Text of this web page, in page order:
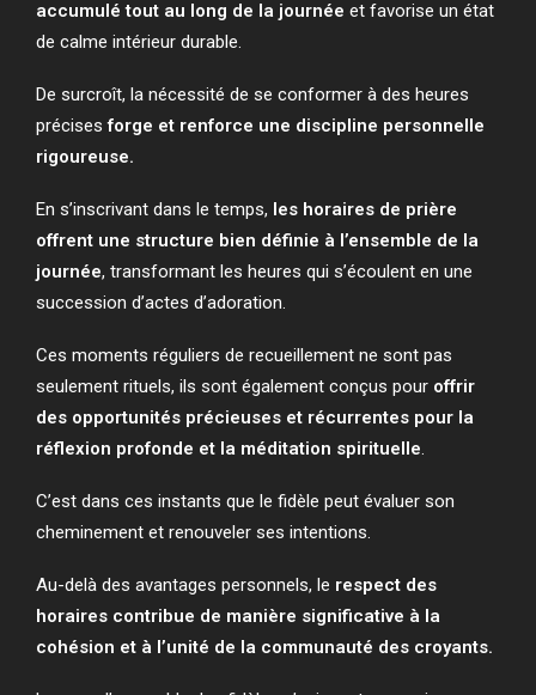
accumulé tout au long de la journée et favorise un état
de calme intérieur durable.
De surcroît, la nécessité de se conformer à des heures
précisesforge et renforce une discipline personnelle
rigoureuse.
En s’inscrivant dans le temps, les horaires de prière
offrent une structure bien définie à l’ensemble de la
journée, transformant les heures qui s’écoulent en une
succession d’actes d’adoration.
Ces moments réguliers de recueillement ne sont pas
seulement rituels, ils sont également conçus pour offrir
des opportunités précieuses et récurrentes pour la
réflexion profonde et la méditation spirituelle.
C’est dans ces instants que le fidèle peut évaluer son
cheminement et renouveler ses intentions.
Au-delà des avantages personnels, le respect des
horaires contribue de manière significative à la
cohésion et à l’unité de la communauté des croyants.